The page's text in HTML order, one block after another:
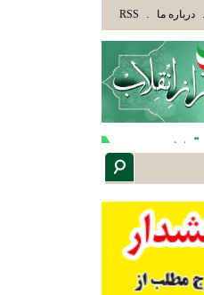
هدایت یافته،حرفها را میشنوند و سپس . درباره ما .
RSS